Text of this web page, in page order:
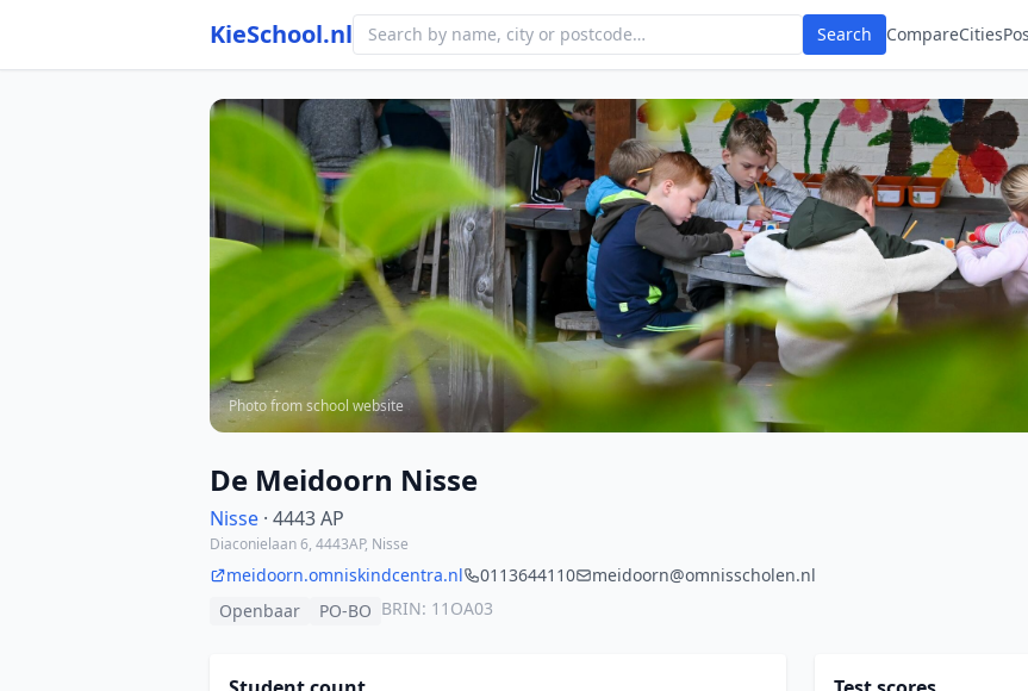
KieSchool.nl Search CompareCities
Photo from school website
De Meidoorn Nisse
Nisse · 4443 AP
Diaconielaan 6, 4443AP, Nisse
meidoorn.omniskindcentra.nl 0113644110
meidoorn@omnisscholen.nl
Openbaar
PO-BO BRIN: 11OA03